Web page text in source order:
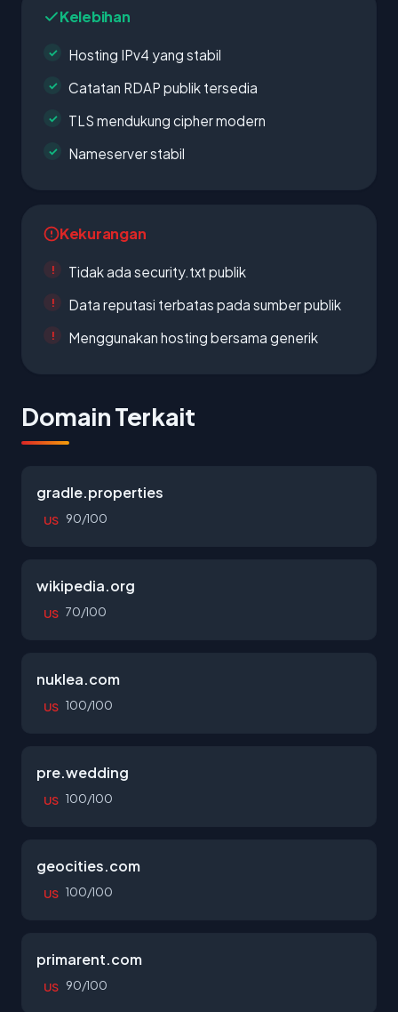
Kelebihan
Hosting IPv4 yang stabil
Catatan RDAP publik tersedia
TLS mendukung cipher modern
Nameserver stabil
Kekurangan
Tidak ada security.txt publik
Data reputasi terbatas pada sumber publik
Menggunakan hosting bersama generik
Domain Terkait
gradle.properties
US 90/100
wikipedia.org
US 70/100
nuklea.com
US 100/100
pre.wedding
US 100/100
geocities.com
US 100/100
primarent.com
US 90/100